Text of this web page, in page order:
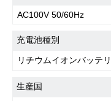
AC100V 50/60Hz
充電池種別
リチウムイオンバッテ
生産国